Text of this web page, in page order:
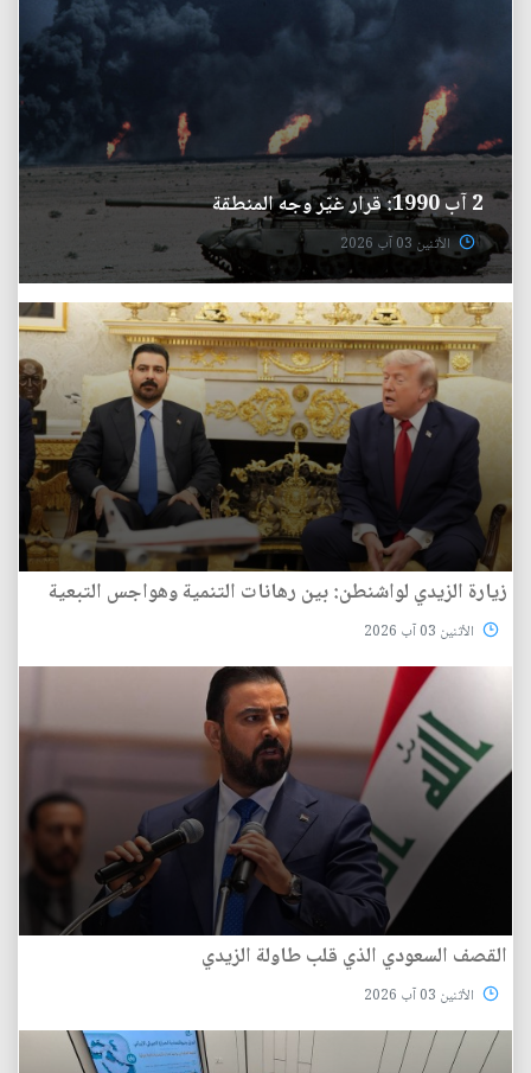
2 آب 1990: قرار غيّر وجه المنطقة
الأثنين 03 آب 2026
زيارة الزيدي لواشنطن: بين رهانات التنمية وهواجس التبعية
الأثنين 03 آب 2026
القصف السعودي الذي قلب طاولة الزيدي
الأثنين 03 آب 2026